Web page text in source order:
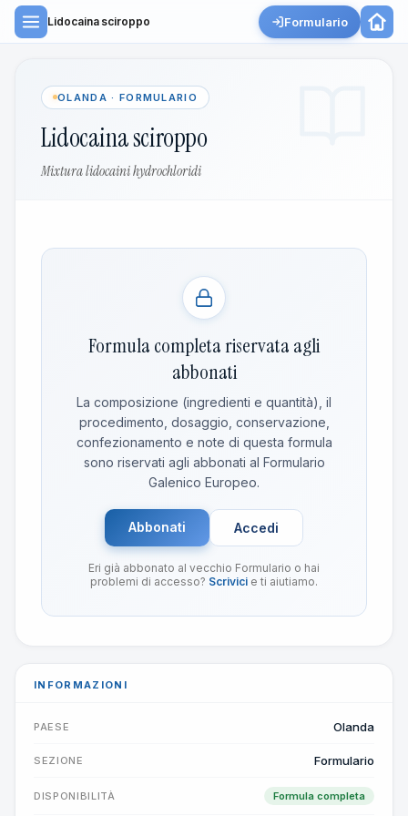
Lidocaina sciroppo Formulario
OLANDA · FORMULARIO
Lidocaina sciroppo
Mixtura lidocaini hydrochloridi
Formula completa riservata agli
abbonati
La composizione (ingredienti e quantità), il
procedimento, dosaggio, conservazione,
confezionamento e note di questa formula
sono riservati agli abbonati al Formulario
Galenico Europeo.
Abbonati Accedi
Eri già abbonato al vecchio Formulario o hai
problemi di accesso? Scrivici e ti aiutiamo.
INFORMAZIONI
PAESE Olanda
SEZIONE Formulario
DISPONIBILITÀ Formula completa